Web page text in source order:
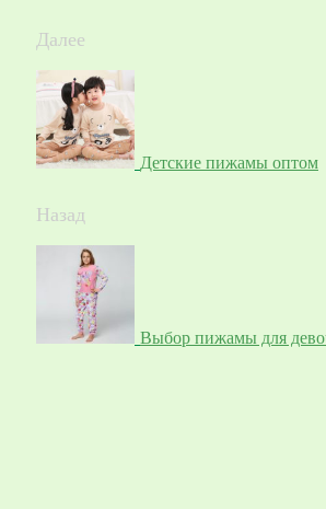
Далее
Детские пижамы оптом
Назад
Выбор пижамы для